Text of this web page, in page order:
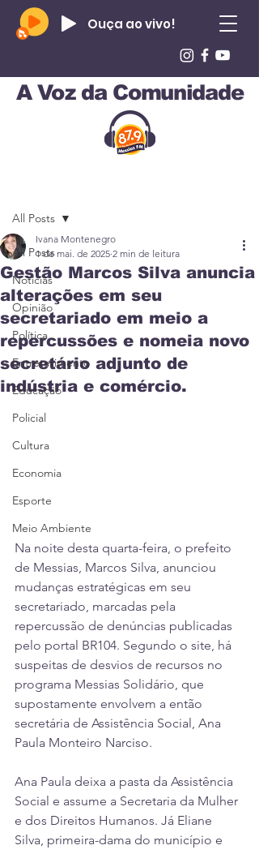
Ouça ao vivo!
A Voz da Comunidade
All Posts
Notícias
Opinião
Política
Entreterimento
Educação
Policial
Cultura
Economia
Esporte
Meio Ambiente
All Posts
Gestão Marcos Silva anuncia
alterações em seu
secretariado em meio a
repercussões e nomeia novo
secretário adjunto de
indústria e comércio.
Ivana Montenegro
1 de mai. de 2025 2 min de leitura
Na noite desta quarta-feira, o prefeito
de Messias, Marcos Silva, anunciou
mudanças estratégicas em seu
secretariado, marcadas pela
repercussão de denúncias publicadas
pelo portal BR104. Segundo o site, há
suspeitas de desvios de recursos no
programa Messias Solidário, que
supostamente envolvem a então
secretária de Assistência Social, Ana
Paula Monteiro Narciso.
Ana Paula deixa a pasta da Assistência
Social e assume a Secretaria da Mulher
e dos Direitos Humanos. Já Eliane
Silva, primeira-dama do município e